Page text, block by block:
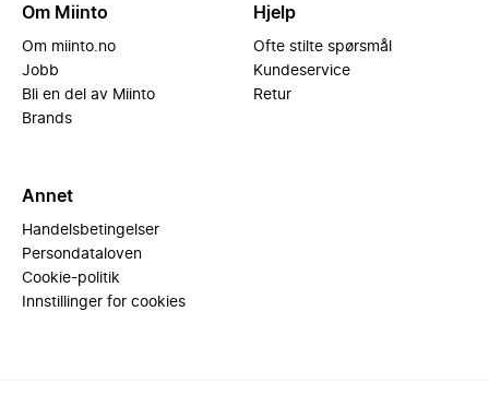
Om Miinto
Om miinto.no
Jobb
Bli en del av Miinto
Brands
Hjelp
Ofte stilte spørsmål
Kundeservice
Retur
Annet
Handelsbetingelser
Persondataloven
Cookie-politik
Innstillinger for cookies